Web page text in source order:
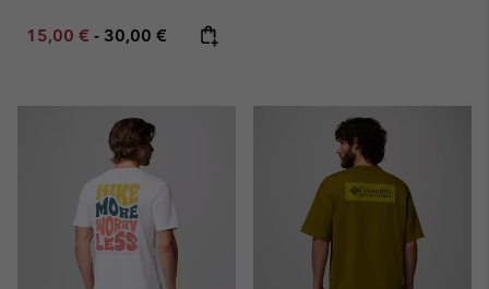
Minimum sale price:
15,00 € - Maximum price:
30,00 €